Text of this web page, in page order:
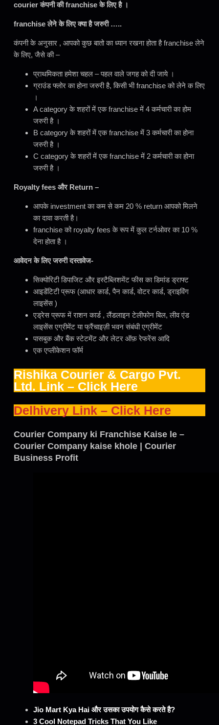
courier कंपनी की franchise के लिए है ।
franchise लेने के लिए क्या है जरुरी …..
कंपनी के अनुसार , आपको कुछ बातो का ध्यान रखना होता है franchise लेने
के लिए, जैसे की –
प्राथमिकता हमेशा चहल – पहल वाले जगह को दी जाये ।
ग्राउंड फ्लोर का होना जरुरी है, किसी भी franchise को लेने क लिए
।
A category के शहरों में एक franchise में 4 कर्मचारी का होम
जरुरी है ।
B category के शहरों में एक franchise में 3 कर्मचारी का होना
जरुरी है ।
C category के शहरों में एक franchise में 2 कर्मचारी का होना
जरुरी है ।
Royalty fees और Return –
आपके investment का कम से कम 20 % return आपको मिलने
का दावा करती है।
franchise को royalty fees के रूप में कुल टर्नओवर का 10 %
देना होता है ।
आवेदन के लिए जरुरी दस्तावेज-
सिक्योरिटी डिपाजिट और इस्टैब्लिशमेंट फीस का डिमांड ड्राफ्ट
आइडेंटिटी प्रूफ (आधार कार्ड, पैन कार्ड, वोटर कार्ड, ड्राइविंग
लाइसेंस )
एड्रेस प्रूफ में राशन कार्ड , लैंडलाइन टेलीफोन बिल, लीव एंड
लाइसेंस एग्रीमेंट या फ्रैंचाइज़ी भवन संबंधी एग्रीमेंट
पासबुक और बैंक स्टेटमेंट और लेटर ऑफ़ रेफरेंस आदि
एक एप्लीकेशन फॉर्म
Rishika Courier & Cargo Pvt.
Ltd. Link – Click Here
Delhivery Link – Click Here
Courier Company ki Franchise Kaise le –
Courier Company kaise khole | Courier
Business Profit
Jio Mart Kya Hai और उसका उपयोग कैसे करते है?
3 Cool Notepad Tricks That You Like